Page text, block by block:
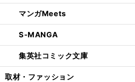
マンガMeets
S-MANGA
集英社コミック文庫
取材・ファッション